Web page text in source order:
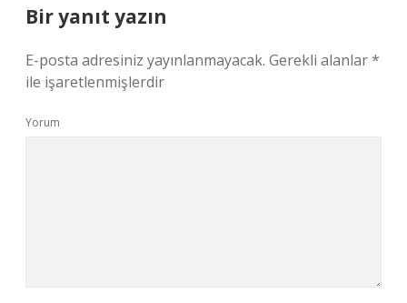
Bir yanıt yazın
E-posta adresiniz yayınlanmayacak. Gerekli alanlar*
ile işaretlenmişlerdir
Yorum